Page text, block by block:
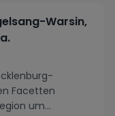
Warsin,
Facetten
um